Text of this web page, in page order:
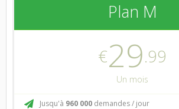
Plan M
€29.99
Un mois
Jusqu'à 960 000 demandes / jour